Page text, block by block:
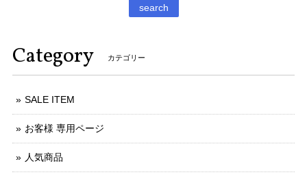
search
Category カテゴリー
SALE ITEM
お客様 専用ページ
人気商品